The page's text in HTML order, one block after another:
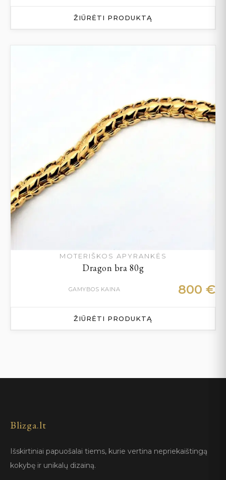
ŽIŪRĖTI PRODUKTĄ
MOTERIŠKOS APYRANKĖS
Dragon bra 80g
GAMYBOS KAINA 800 €
ŽIŪRĖTI PRODUKTĄ
Blizga.lt
Išskirtiniai papuošalai tiems, kurie vertina nepriekaištingą
kokybę ir unikalų dizainą.